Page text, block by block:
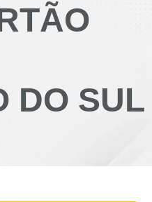
DO SUL